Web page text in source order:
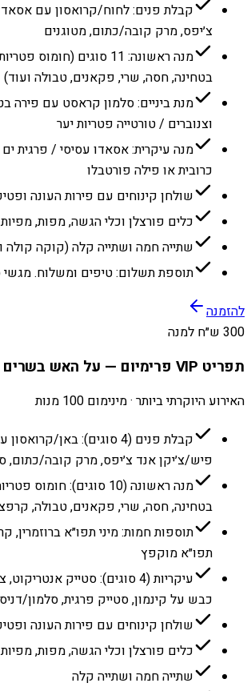
קבלת פנים: לחוח/קרואסון עם
צ׳יפס, מרק קובה/כתום, מטוגנים
מנה ראשונה: 11 סוגים
בטחינה, חסה, שרי, פקאנים, טבולה ועוד)
מנת ביניים: סלמון קראסט עם פירה
וצנוברים / טורטייה פטריות יער
מנה עיקרית: אסאדו עסיסי / פרגית ים
כרובית או פילה פורטבלו
שולחן קינוחים עם פירות העונה
כלים פורצלן וכלי הגשה, מפות,
שתייה חמה ושתייה קלה (קוקה קולה
תוספת תשלום: טיפים ומשלוח.
להזמנה
300 ש״ח למנה
תפריט VIP פרימיום — על האש בשרים מובחרים
האירוע היוקרתי ביותר · מינימום 100 מנות
קבלת פנים (4 סוגים): באן/
פיש/צ׳יקן אנד צ׳יפס, מרק קובה/כתום,
מנה ראשונה (10 סוגים):
בטחינה, חסה, שרי, פקאנים, טבולה,
תוספות חמות: מיני תפו״א ברוזמרין,
תפו״א מוקפץ
עיקריות (4 סוגים): סטייק
כבש על קינמון, סטייק פרגית, סלמון/דניס
שולחן קינוחים עם פירות העונה
כלים פורצלן וכלי הגשה, מפות,
שתייה חמה ושתייה קלה